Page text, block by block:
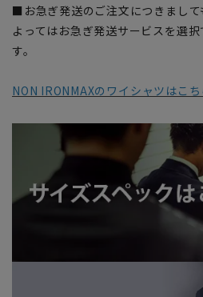
■お急ぎ発送のご注文につきまし
よってはお急ぎ発送サービスを選
す。
NON IRONMAXのワイシャツはこち